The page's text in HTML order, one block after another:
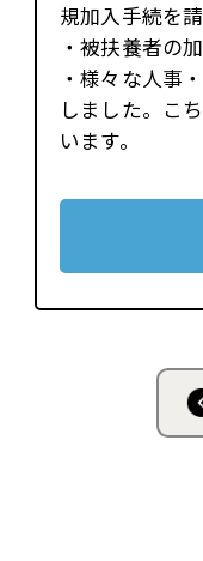
規加入手続を
・被扶養者の
・様々な人事
しました。こ
います。